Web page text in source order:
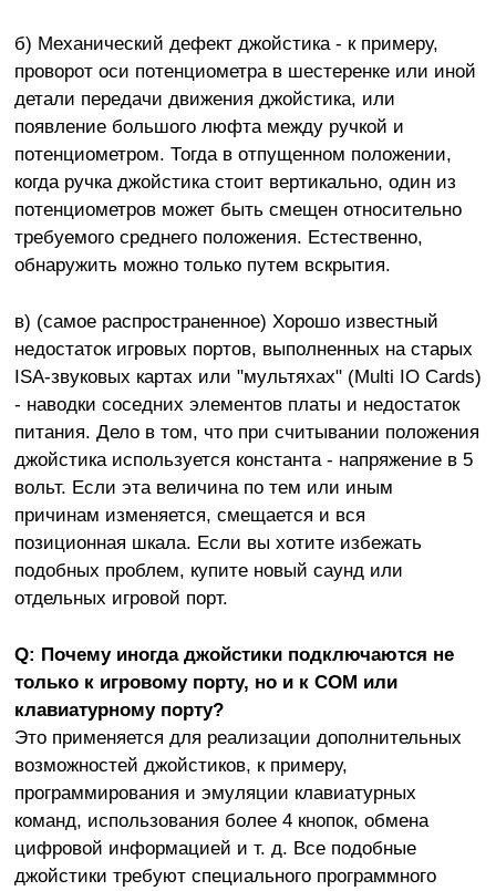
б) Механический дефект джойстика - к примеру,
проворот оси потенциометра в шестеренке или иной
детали передачи движения джойстика, или
появление большого люфта между ручкой и
потенциометром. Тогда в отпущенном положении,
когда ручка джойстика стоит вертикально, один из
потенциометров может быть смещен относительно
требуемого среднего положения. Естественно,
обнаружить можно только путем вскрытия.
в) (самое распространенное) Хорошо известный
недостаток игровых портов, выполненных на старых
ISA-звуковых картах или "мультяхах" (Multi IO Cards)
- наводки соседних элементов платы и недостаток
питания. Дело в том, что при считывании положения
джойстика используется константа - напряжение в 5
вольт. Если эта величина по тем или иным
причинам изменяется, смещается и вся
позиционная шкала. Если вы хотите избежать
подобных проблем, купите новый саунд или
отдельных игровой порт.
Q: Почему иногда джойстики подключаются не
только к игровому порту, но и к СОМ или
клавиатурному порту?
Это применяется для реализации дополнительных
возможностей джойстиков, к примеру,
программирования и эмуляции клавиатурных
команд, использования более 4 кнопок, обмена
цифровой информацией и т. д. Все подобные
джойстики требуют специального программного